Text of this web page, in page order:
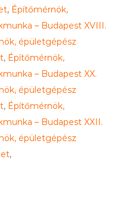
, Építőmérnök,
– Budapest XVIII.
épületgépész
, Építőmérnök,
– Budapest XX.
épületgépész
, Építőmérnök,
– Budapest XXII.
épületgépész
,